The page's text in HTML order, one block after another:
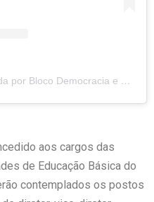
Uma publicação compartilhada por Bloco Democracia e Luta (@blocodemocraciaeluta)
aos cargos das
de Educação Básica do
contemplados os postos